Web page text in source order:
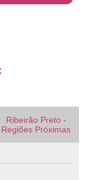
Ribeirão Preto -
Regiões Próximas